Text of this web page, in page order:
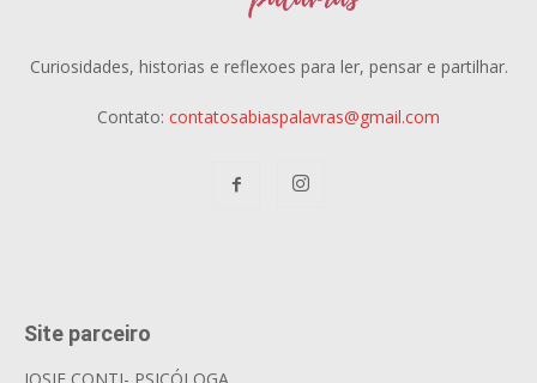
Curiosidades, historias e reflexoes para ler, pensar e partilhar.
Contato: contatosabiaspalavras@gmail.com
Site parceiro
JOSIE CONTI- PSICÓLOGA